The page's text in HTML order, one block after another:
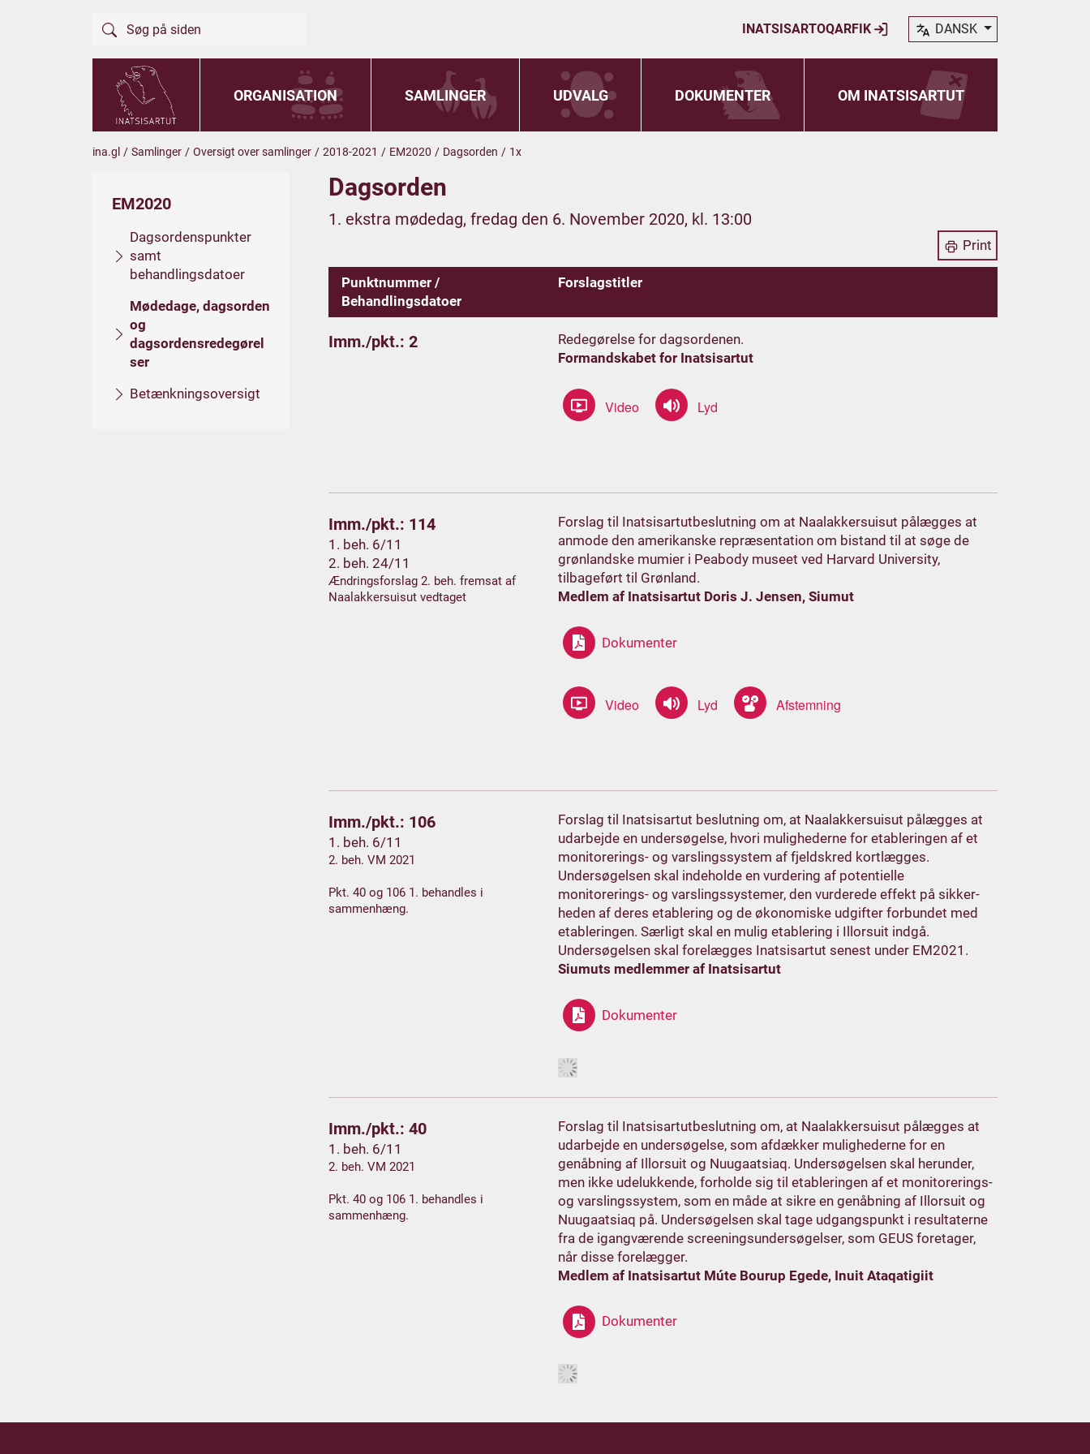
INATSISARTOQARFIK DANSK
ORGANISATION SAMLINGER UDVALG DOKUMENTER OM INATSISARTUT
ina.gl / Samlinger / Oversigt over samlinger / 2018-2021 / EM2020 / Dagsorden / 1x
EM2020
Dagsordenspunkter
samt
behandlingsdatoer
Mødedage, dagsorden
og
dagsordensredegørel
ser
Betænkningsoversigt
Dagsorden
1. ekstra mødedag, fredag den 6. November 2020, kl. 13:00
Print
Punktnummer /
Behandlingsdatoer
Forslagstitler
Imm./pkt.: 2
Redegørelse for dagsordenen.
Formandskabet for Inatsisartut
Imm./pkt.: 114
1. beh. 6/11
2. beh. 24/11
Ændringsforslag 2. beh. fremsat af
Naalakkersuisut vedtaget
Forslag til Inatsisartutbeslutning om at Naalakkersuisut pålægges at
anmode den amerikanske repræsentation om bistand til at søge de
grønlandske mumier i Peabody museet ved Harvard University,
tilbageført til Grønland.
Medlem af Inatsisartut Doris J. Jensen, Siumut
Dokumenter
Imm./pkt.: 106
1. beh. 6/11
2. beh. VM 2021
Pkt. 40 og 106 1. behandles i
sammenhæng.
Forslag til Inatsisartut beslutning om, at Naalakkersuisut pålægges at
udarbejde en undersøgelse, hvori mulighederne for etableringen af et
monitorerings- og varslingssystem af fjeldskred kortlægges.
Undersøgelsen skal indeholde en vurdering af potentielle
monitorerings- og varslingssystemer, den vurderede effekt på sikker-
heden af deres etablering og de økonomiske udgifter forbundet med
etableringen. Særligt skal en mulig etablering i Illorsuit indgå.
Undersøgelsen skal forelægges Inatsisartut senest under EM2021.
Siumuts medlemmer af Inatsisartut
Dokumenter
Imm./pkt.: 40
1. beh. 6/11
2. beh. VM 2021
Pkt. 40 og 106 1. behandles i
sammenhæng.
Forslag til Inatsisartutbeslutning om, at Naalakkersuisut pålægges at
udarbejde en undersøgelse, som afdækker mulighederne for en
genåbning af Illorsuit og Nuugaatsiaq. Undersøgelsen skal herunder,
men ikke udelukkende, forholde sig til etableringen af et monitorerings-
og varslingssystem, som en måde at sikre en genåbning af Illorsuit og
Nuugaatsiaq på. Undersøgelsen skal tage udgangspunkt i resultaterne
fra de igangværende screeningsundersøgelser, som GEUS foretager,
når disse forelægger.
Medlem af Inatsisartut Múte Bourup Egede, Inuit Ataqatigiit
Dokumenter